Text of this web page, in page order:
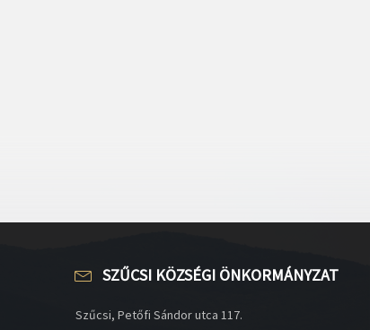
SZŰCSI KÖZSÉGI ÖNKORMÁNYZAT
Szűcsi, Petőfi Sándor utca 117.